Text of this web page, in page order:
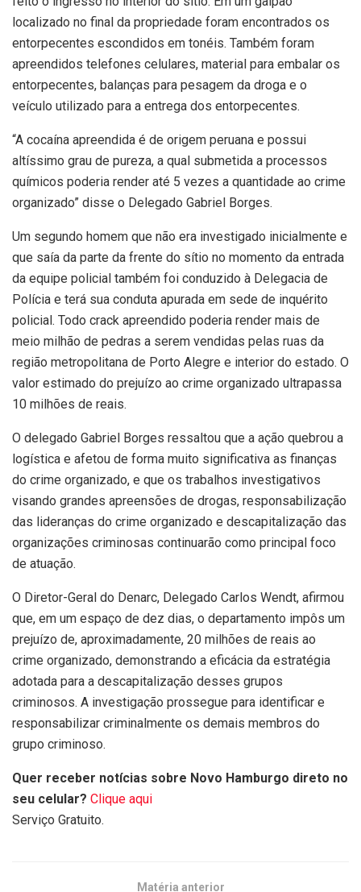
localizado no final da propriedade foram encontrados os
entorpecentes escondidos em tonéis. Também foram
apreendidos telefones celulares, material para embalar os
entorpecentes, balanças para pesagem da droga e o
veículo utilizado para a entrega dos entorpecentes.
“A cocaína apreendida é de origem peruana e possui
altíssimo grau de pureza, a qual submetida a processos
químicos poderia render até 5 vezes a quantidade ao crime
organizado” disse o Delegado Gabriel Borges.
Um segundo homem que não era investigado inicialmente e
que saía da parte da frente do sítio no momento da entrada
da equipe policial também foi conduzido à Delegacia de
Polícia e terá sua conduta apurada em sede de inquérito
policial. Todo crack apreendido poderia render mais de
meio milhão de pedras a serem vendidas pelas ruas da
região metropolitana de Porto Alegre e interior do estado. O
valor estimado do prejuízo ao crime organizado ultrapassa
10 milhões de reais.
O delegado Gabriel Borges ressaltou que a ação quebrou a
logística e afetou de forma muito significativa as finanças
do crime organizado, e que os trabalhos investigativos
visando grandes apreensões de drogas, responsabilização
das lideranças do crime organizado e descapitalização das
organizações criminosas continuarão como principal foco
de atuação.
O Diretor-Geral do Denarc, Delegado Carlos Wendt, afirmou
que, em um espaço de dez dias, o departamento impôs um
prejuízo de, aproximadamente, 20 milhões de reais ao
crime organizado, demonstrando a eficácia da estratégia
adotada para a descapitalização desses grupos
criminosos. A investigação prossegue para identificar e
responsabilizar criminalmente os demais membros do
grupo criminoso.
Quer receber notícias sobre Novo Hamburgo direto no
seu celular? Clique aqui
Serviço Gratuito.
Matéria anterior